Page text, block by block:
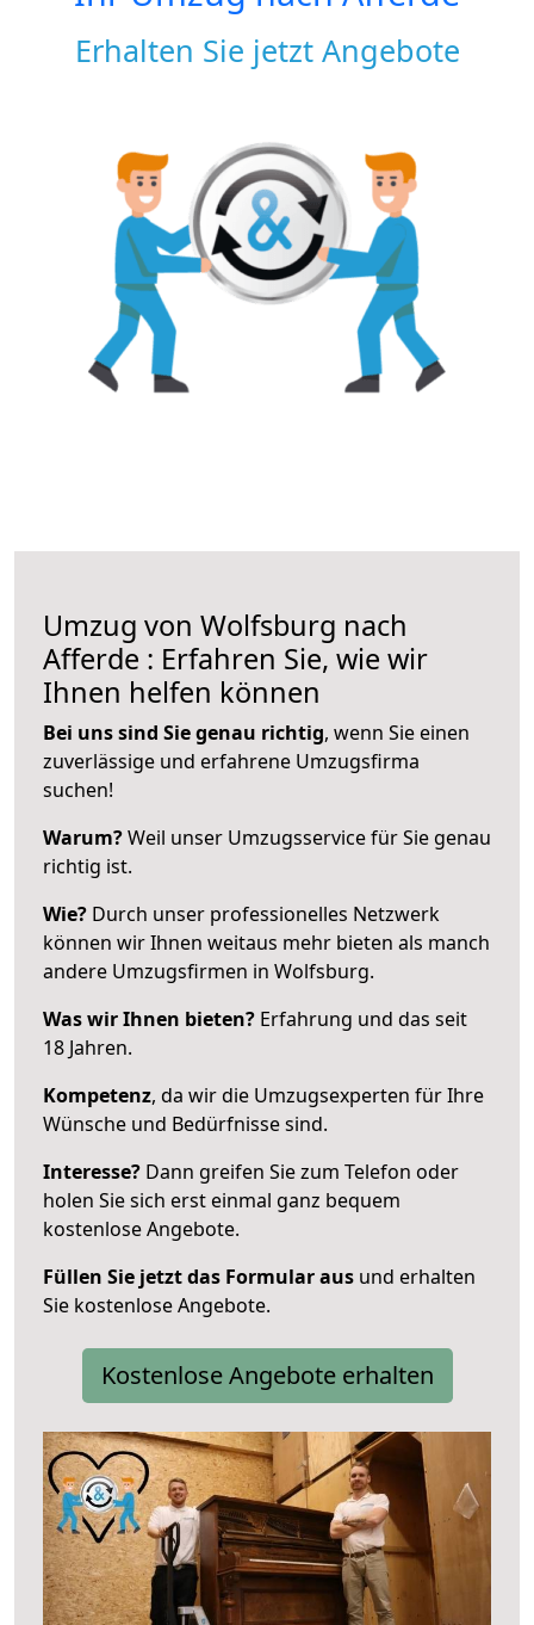
Erhalten Sie jetzt Angebote
Umzug von Wolfsburg nach
Afferde : Erfahren Sie, wie wir
Ihnen helfen können
Bei uns sind Sie genau richtig, wenn Sie einen
zuverlässige und erfahrene Umzugsfirma
suchen!
Warum?Weil unser Umzugsservice für Sie genau
richtig ist.
Wie? Durch unser professionelles Netzwerk
können wir Ihnen weitaus mehr bieten als manch
andere Umzugsfirmen in Wolfsburg.
Was wir Ihnen bieten? Erfahrung und das seit
18 Jahren.
Kompetenz, da wir die Umzugsexperten für Ihre
Wünsche und Bedürfnisse sind.
Interesse? Dann greifen Sie zum Telefon oder
holen Sie sich erst einmal ganz bequem
kostenlose Angebote.
Füllen Sie jetzt das Formular aus und erhalten
Sie kostenlose Angebote.
Kostenlose Angebote erhalten